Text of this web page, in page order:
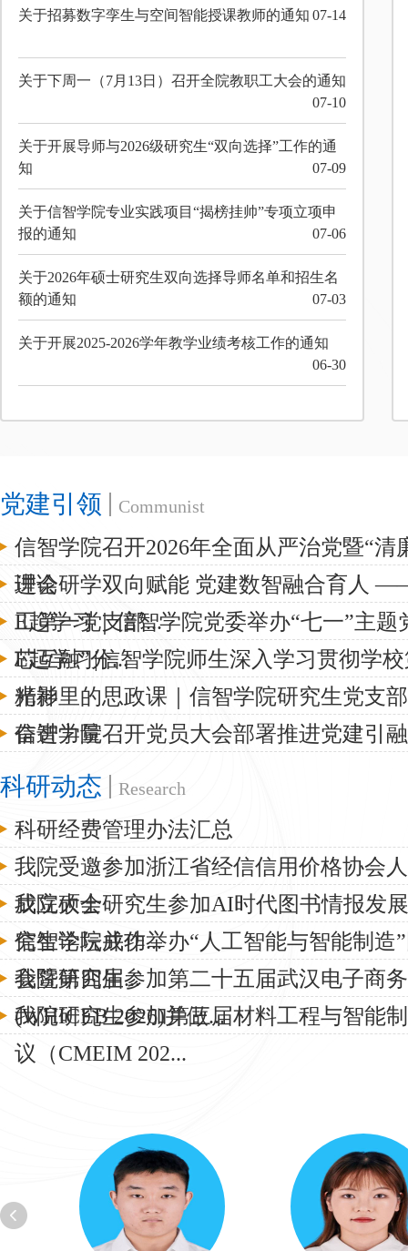
关于招募数字孪生与空间智能授课教师的通知 07-14
关于下周一（7月13日）召开全院教职工大会的通知
07-10
关于开展导师与2026级研究生“双向选择”工作的通
知
07-09
关于信智学院专业实践项目“揭榜挂帅”专项立项申
报的通知
07-06
关于2026年硕士研究生双向选择导师名单和招生名
额的通知
07-03
关于开展2025-2026学年教学业绩考核工作的通知
06-30
党建引领 Communist
信智学院召开2026年全面从严治党暨“清
进会
理论研学双向赋能 党建数智融合育人
工第一党支部...
E起学习｜信智学院党委举办“七一”主题
芯互融”分...
E起学习|信智学院师生深入学习贯彻学
精神
光影里的思政课｜信智学院研究生党支
奋进力量
信智学院召开党员大会部署推进党建引
科研动态 Research
科研经费管理办法汇总
我院受邀参加浙江省经信信用价格协会
成立大会
我院硕士研究生参加AI时代图书情报发
究生论坛并作...
信智学院成功举办“人工智能与智能制造
会暨第四届...
我院研究生参加第二十五届武汉电子商
(WHICEB 2026)并做...
我院研究生参加第三届材料工程与智能
议（CMEIM 202...